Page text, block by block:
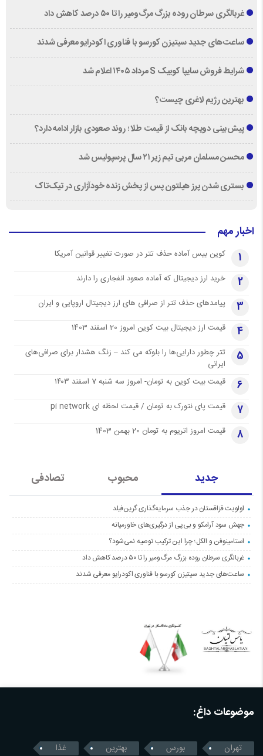
غربالگری سرطان روده بزرگ مرگ‌ومیر را تا ۵۰ درصد کاهش داد
ساعت‌های جدید سیتیزن کورسو با فناوری اکودرایو معرفی شدند
شرایط فروش سایپا کوییک S مرداد ۱۴۰۵ اعلام شد
بهترین رژیم لاغری چیست؟
پیش‌بینی دویچه‌ بانک از قیمت طلا ؛ روند صعودی بازار ادامه دارد؟
محسن مسلمان مربی تیم زیر ۲۱ سال پرسپولیس شد
بستری شدن پرز هیلتون پس از پخش زنده خودآزاری در تیک‌تاک
اخبار مهم
1 کوین بیس آماده حذف تتر در صورت تغییر قوانین آمریکا
2 خرید ارز دیجیتال که آماده صعود انفجاری را دارند
3 پیامدهای حذف تتر از صرافی های ارز دیجیتال اروپایی و ایران
4 قیمت ارز دیجیتال بیت کوین امروز 20 اسفند 1403
5
تتر چطور دارایی‌ها را بلوکه می کند – زنگ هشدار برای صرافی‌های
ایرانی
6 قیمت بیت کوین به تومان- امروز سه شنبه 7 اسفند ۱۴۰۳
7 قیمت پای نتورک به تومان / قیمت لحظه ای pi network
8 قیمت امروز اتریوم به تومان 20 بهمن 1403
جدید محبوب تصادفی
اولویت قزاقستان در جذب سرمایه‌گذاری گرین‌فیلد
جهش سود آرامکو و بی‌پی از درگیری‌های خاورمیانه
استامینوفن و الکل؛ چرا این ترکیب توصیه نمی‌شود؟
غربالگری سرطان روده بزرگ مرگ‌ومیر را تا ۵۰ درصد کاهش داد
ساعت‌های جدید سیتیزن کورسو با فناوری اکودرایو معرفی شدند
موضوعات داغ:
تهران بورس بهترین غذا